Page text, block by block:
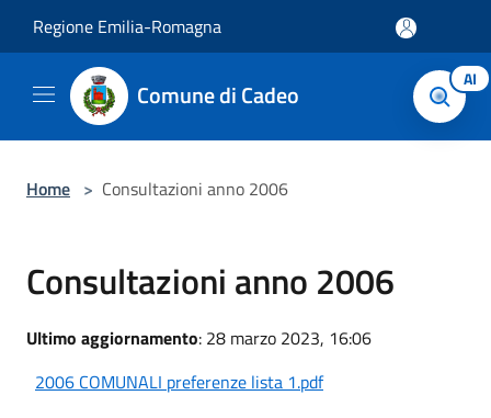
Regione Emilia-Romagna
Comune di Cadeo AI
Home > Consultazioni anno 2006
Consultazioni anno 2006
Ultimo aggiornamento: 28 marzo 2023, 16:06
2006 COMUNALI preferenze lista 1.pdf